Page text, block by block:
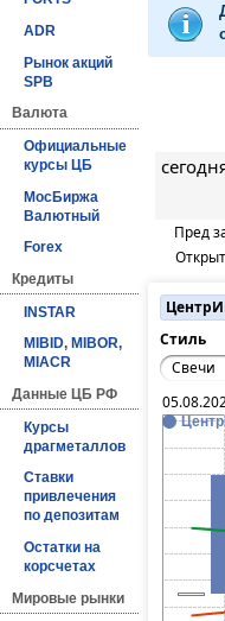
ADR
Рынок акций
SPB
Валюта
Официальные
курсы ЦБ
МосБиржа
Валютный
Forex
Кредиты
INSTAR
MIBID, MIBOR,
MIACR
Данные ЦБ РФ
Курсы
драгметаллов
Ставки
привлечения
по депозитам
Остатки на
корсчетах
Мировые рынки
Пред
Стиль
Свечи